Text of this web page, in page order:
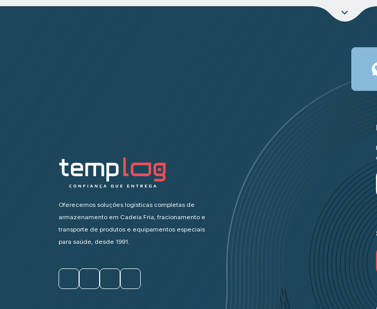
Oferecemos soluções logísticas completas de
armazenamento em Cadeia Fria, fracionamento e
transporte de produtos e equipamentos especiais
para saúde, desde 1991.